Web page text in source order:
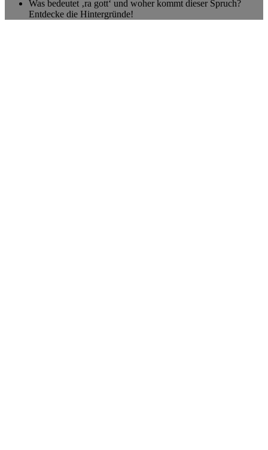
Was bedeutet ‚ra gott‘ und woher kommt dieser Spruch?
Entdecke die Hintergründe!